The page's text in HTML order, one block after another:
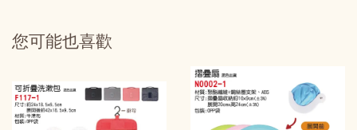
您可能也喜歡